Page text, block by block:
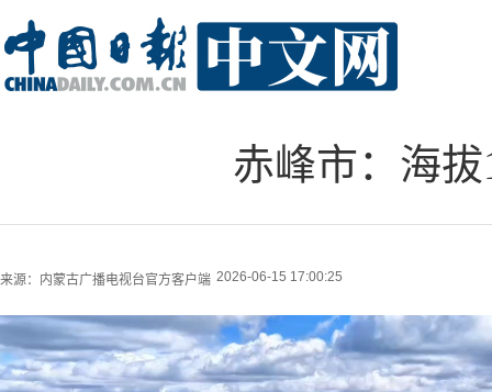
赤峰市：海拔
来源： 内蒙古广播电视台官方客户端 2026-06-15 17:00:25